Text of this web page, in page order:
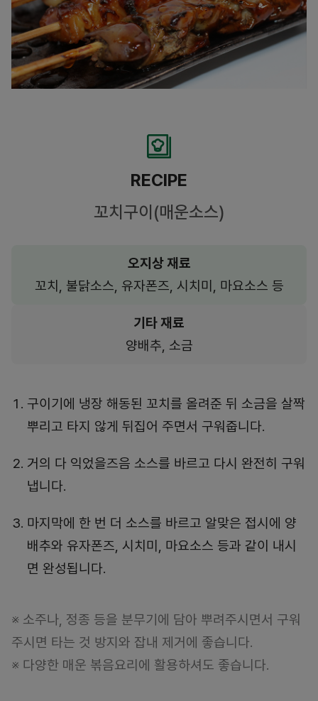
RECIPE
꼬치구이(매운소스)
오지상 재료
꼬치, 불닭소스, 유자폰즈, 시치미, 마요소스 등
기타 재료
양배추, 소금
구이기에 냉장 해동된 꼬치를 올려준 뒤 소금을 살짝
뿌리고 타지 않게 뒤집어 주면서 구워줍니다.
거의 다 익었을즈음 소스를 바르고 다시 완전히 구워
냅니다.
마지막에 한 번 더 소스를 바르고 알맞은 접시에 양
배추와 유자폰즈, 시치미, 마요소스 등과 같이 내시
면 완성됩니다.
※ 소주나, 정종 등을 분무기에 담아 뿌려주시면서 구워
주시면 타는 것 방지와 잡내 제거에 좋습니다.
※ 다양한 매운 볶음요리에 활용하셔도 좋습니다.